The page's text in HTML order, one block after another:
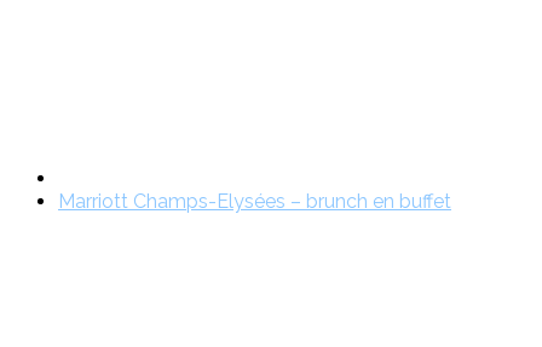
Marriott Champs-Elysées – brunch en buffet